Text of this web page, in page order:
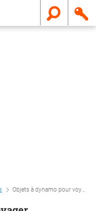
Objets à dynamo pour voyager